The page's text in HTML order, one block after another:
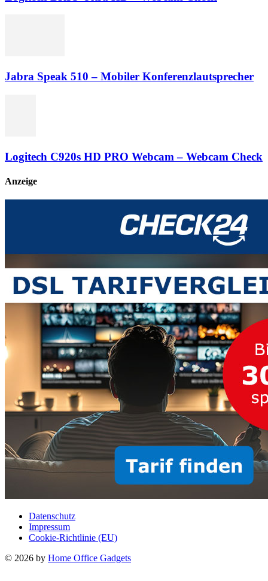
Jabra Speak 510 – Mobiler Konferenzlautsprecher
Logitech C920s HD PRO Webcam – Webcam Check
Anzeige
Datenschutz
Impressum
Cookie-Richtlinie (EU)
© 2026 by Home Office Gadgets